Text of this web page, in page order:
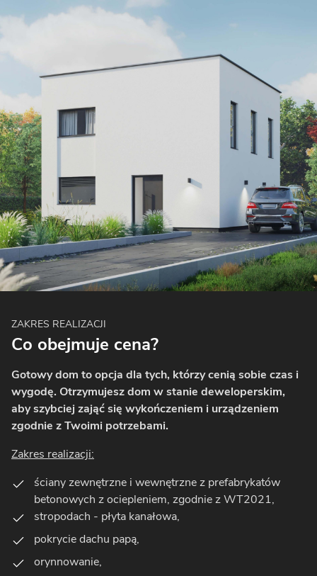
ZAKRES REALIZACJI
Co obejmuje cena?
Gotowy dom to opcja dla tych, którzy cenią sobie czas i
wygodę. Otrzymujesz dom w stanie deweloperskim,
aby szybciej zająć się wykończeniem i urządzeniem
zgodnie z Twoimi potrzebami.
Zakres realizacji:
ściany zewnętrzne i wewnętrzne z prefabrykatów
betonowych z ociepleniem, zgodnie z WT2021,
stropodach - płyta kanałowa,
pokrycie dachu papą,
orynnowanie,